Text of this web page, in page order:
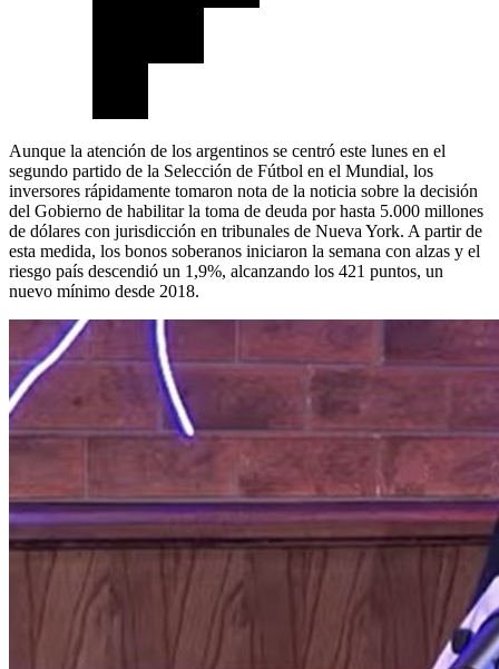
Aunque la atención de los argentinos se centró este lunes en el
segundo partido de la Selección de Fútbol en el Mundial, los
inversores rápidamente tomaron nota de la noticia sobre la decisión
del Gobierno de habilitar la toma de deuda por hasta 5.000 millones
de dólares con jurisdicción en tribunales de Nueva York. A partir de
esta medida, los bonos soberanos iniciaron la semana con alzas y el
riesgo país descendió un 1,9%, alcanzando los 421 puntos, un
nuevo mínimo desde 2018.